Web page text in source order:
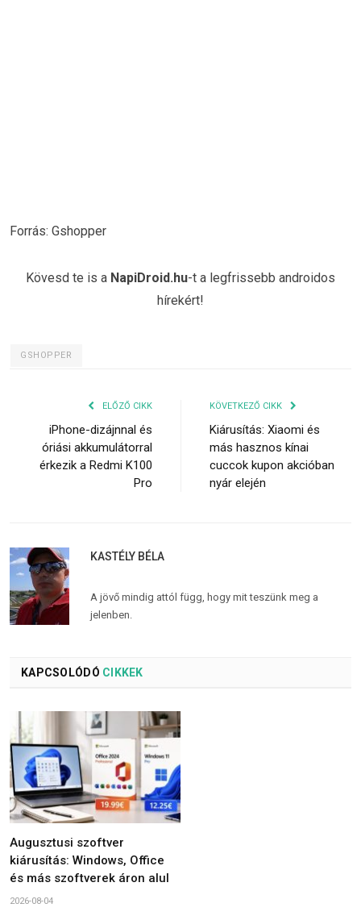
Forrás: Gshopper
Kövesd te is a NapiDroid.hu-t a legfrissebb androidos
hírekért!
GSHOPPER
ELŐZŐ CIKK
iPhone-dizájnnal és
óriási akkumulátorral
érkezik a Redmi K100
Pro
KÖVETKEZŐ CIKK
Kiárusítás: Xiaomi és
más hasznos kínai
cuccok kupon akcióban
nyár elején
KASTÉLY BÉLA
A jövő mindig attól függ, hogy mit teszünk meg a
jelenben.
KAPCSOLÓDÓ CIKKEK
Augusztusi szoftver
kiárusítás: Windows, Office
és más szoftverek áron alul
2026-08-04